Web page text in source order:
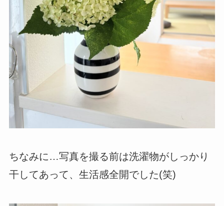
ちなみに…写真を撮る前は洗濯物がしっかり
干してあって、生活感全開でした(笑)